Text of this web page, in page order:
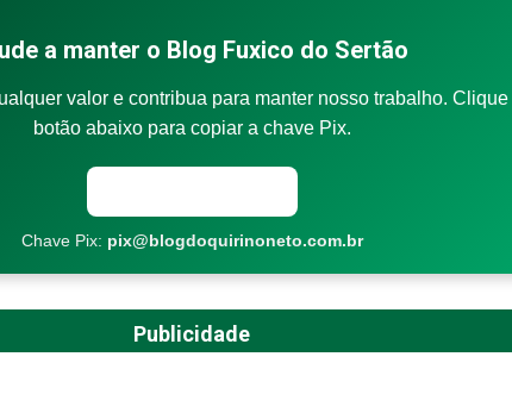
a manter o Blog Fuxico do Sertão
valor e contribua para manter nosso trabalho. Clique
botão abaixo para copiar a chave Pix.
Chave Pix: pix@blogdoquirinoneto.com.br
Publicidade